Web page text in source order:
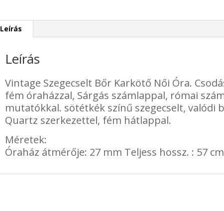
Leírás
Leírás
Vintage Szegecselt Bőr Karkötő Női Óra.
fém óraházzal, Sárgás számlappal, római
mutatókkal. sötétkék színű szegecselt, valódi
Quartz szerkezettel, fém hátlappal.
Méretek:
Óraház átmérője: 27 mm Teljess hossz. : 57 cm